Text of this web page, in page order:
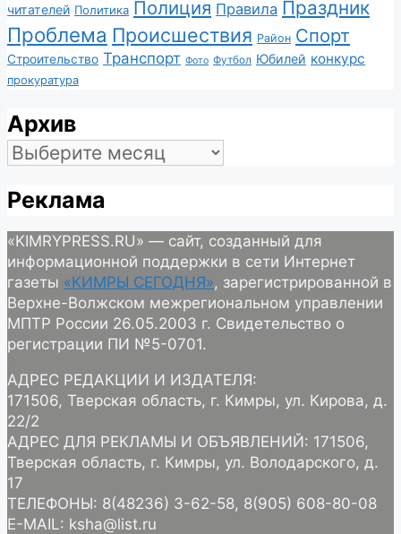
читателей Политика Полиция Правила Праздник
Проблема Происшествия Район Спорт
Строительство Транспорт Фото Футбол Юбилей конкурс
прокуратура
Архив
Архив
Реклама
«KIMRYPRESS.RU» — сайт, созданный для
информационной поддержки в сети Интернет
газеты «КИМРЫ СЕГОДНЯ», зарегистрированной в
Верхне-Волжском межрегиональном управлении
МПТР России 26.05.2003 г. Свидетельство о
регистрации ПИ №5-0701.
АДРЕС РЕДАКЦИИ И ИЗДАТЕЛЯ:
171506, Тверская область, г. Кимры, ул. Кирова, д.
22/2
АДРЕС ДЛЯ РЕКЛАМЫ И ОБЪЯВЛЕНИЙ: 171506,
Тверская область, г. Кимры, ул. Володарского, д.
17
ТЕЛЕФОНЫ: 8(48236) 3-62-58, 8(905) 608-80-08
E-MAIL: ksha@list.ru